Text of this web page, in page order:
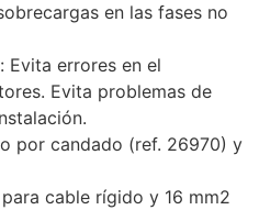
en las fases no
Evita errores en el
Evita problemas de
por candado (ref. 26970) y
cable rígido y 16 mm2